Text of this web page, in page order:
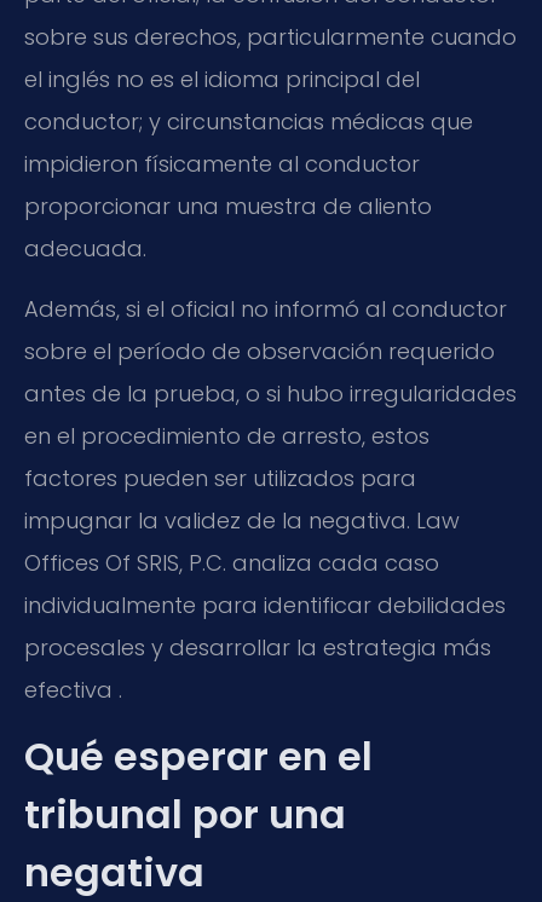
sobre sus derechos, particularmente cuando
el inglés no es el idioma principal del
conductor; y circunstancias médicas que
impidieron físicamente al conductor
proporcionar una muestra de aliento
adecuada.
Además, si el oficial no informó al conductor
sobre el período de observación requerido
antes de la prueba, o si hubo irregularidades
en el procedimiento de arresto, estos
factores pueden ser utilizados para
impugnar la validez de la negativa. Law
Offices Of SRIS, P.C. analiza cada caso
individualmente para identificar debilidades
procesales y desarrollar la estrategia más
efectiva .
Qué esperar en el
tribunal por una
negativa